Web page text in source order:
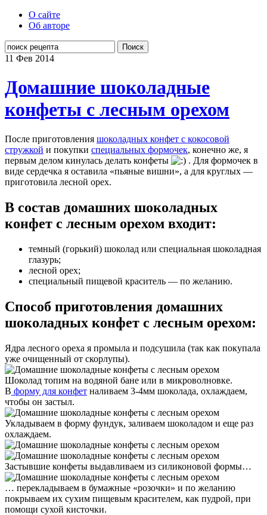
О сайте
Об авторе
Поиск
11 Фев 2014
Домашние шоколадные
конфеты с лесным орехом
После приготовления шоколадных конфет с кокосовой
стружкой и покупки специальных формочек, конечно же, я
первым делом кинулась делать конфеты
. Для формочек в
виде сердечка я оставила «пьяные вишни», а для круглых —
приготовила лесной орех.
В состав домашних шоколадных
конфет с лесным орехом входит:
темный (горький) шоколад или специальная шоколадная
глазурь;
лесной орех;
специальный пищевой краситель — по желанию.
Способ приготовления домашних
шоколадных конфет с лесным орехом:
Ядра лесного ореха я промыла и подсушила (так как покупала
уже очищенный от скорлупы).
Шоколад топим на водяной бане или в микроволновке.
В форму для конфет наливаем 3-4мм шоколада, охлаждаем,
чтобы он застыл.
Укладываем в форму фундук, заливаем шоколадом и еще раз
охлаждаем.
Застывшие конфеты выдавливаем из силиконовой формы…
… перекладываем в бумажные «розочки» и по желанию
покрываем их сухим пищевым красителем, как пудрой, при
помощи сухой кисточки.